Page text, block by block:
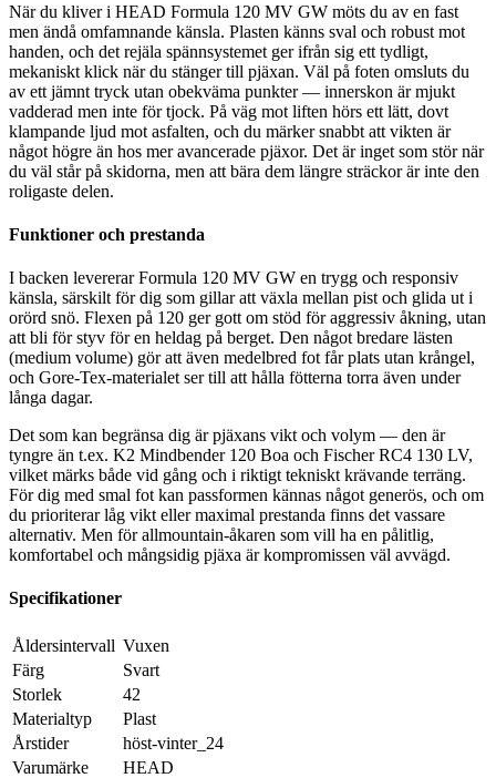
När du kliver i HEAD Formula 120 MV GW möts du av en fast
men ändå omfamnande känsla. Plasten känns sval och robust mot
handen, och det rejäla spännsystemet ger ifrån sig ett tydligt,
mekaniskt klick när du stänger till pjäxan. Väl på foten omsluts du
av ett jämnt tryck utan obekväma punkter — innerskon är mjukt
vadderad men inte för tjock. På väg mot liften hörs ett lätt, dovt
klampande ljud mot asfalten, och du märker snabbt att vikten är
något högre än hos mer avancerade pjäxor. Det är inget som stör när
du väl står på skidorna, men att bära dem längre sträckor är inte den
roligaste delen.
Funktioner och prestanda
I backen levererar Formula 120 MV GW en trygg och responsiv
känsla, särskilt för dig som gillar att växla mellan pist och glida ut i
orörd snö. Flexen på 120 ger gott om stöd för aggressiv åkning, utan
att bli för styv för en heldag på berget. Den något bredare lästen
(medium volume) gör att även medelbred fot får plats utan krångel,
och Gore-Tex-materialet ser till att hålla fötterna torra även under
långa dagar.
Det som kan begränsa dig är pjäxans vikt och volym — den är
tyngre än t.ex. K2 Mindbender 120 Boa och Fischer RC4 130 LV,
vilket märks både vid gång och i riktigt tekniskt krävande terräng.
För dig med smal fot kan passformen kännas något generös, och om
du prioriterar låg vikt eller maximal prestanda finns det vassare
alternativ. Men för allmountain-åkaren som vill ha en pålitlig,
komfortabel och mångsidig pjäxa är kompromissen väl avvägd.
Specifikationer
Åldersintervall ‎Vuxen
Färg
‎Svart
Storlek
‎42
Materialtyp
‎Plast
Årstider
‎höst-vinter_24
Varumärke
‎HEAD